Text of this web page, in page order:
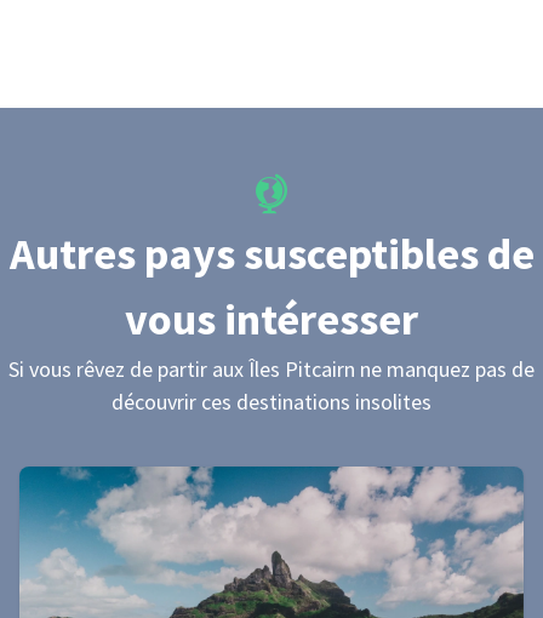
Autres pays susceptibles de
vous intéresser
Si vous rêvez de partir aux Îles Pitcairn ne manquez pas de
découvrir ces destinations insolites